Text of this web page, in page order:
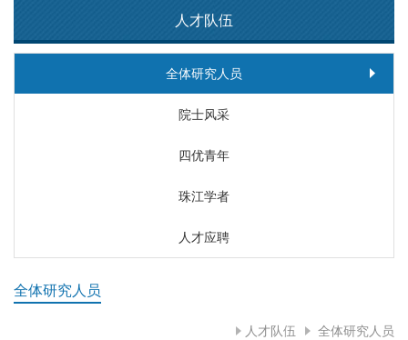
人才队伍
全体研究人员
院士风采
四优青年
珠江学者
人才应聘
全体研究人员
人才队伍 全体研究人员